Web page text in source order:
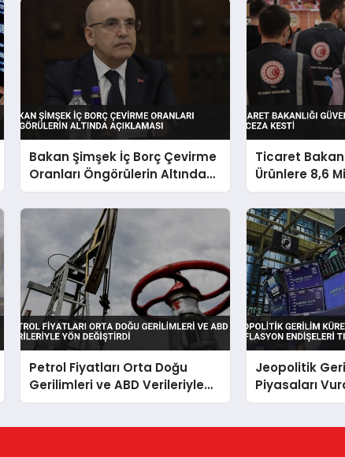
Bakan Şimşek İç Borç Çevirme
Oranları Öngörülerin Altında
Açıklaması
Ticaret
Ürünlere 8,6
Kesti
Petrol Fiyatları Orta Doğu
Gerilimleri ve ABD Verileriyle
Yön Değiştirdi
Jeopolitik
Piyasaları
Endişeleri